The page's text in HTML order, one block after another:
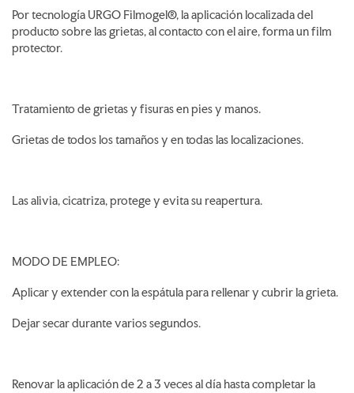
Por tecnología URGO Filmogel®, la aplicación localizada del
producto sobre las grietas, al contacto con el aire, forma un film
protector.
Tratamiento de grietas y fisuras en pies y manos.
Grietas de todos los tamaños y en todas las localizaciones.
Las alivia, cicatriza, protege y evita su reapertura.
MODO DE EMPLEO:
Aplicar y extender con la espátula para rellenar y cubrir la grieta.
Dejar secar durante varios segundos.
Renovar la aplicación de 2 a 3 veces al día hasta completar la